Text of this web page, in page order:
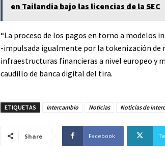
en Tailandia bajo las licencias de la SEC
“La proceso de los pagos en torno a
-impulsada igualmente por la tokenización de
infraestructuras financieras a nivel europeo y
caudillo de banca digital del tira.
ETIQUETAS Intercambio Noticias Noticias de
Share Facebook